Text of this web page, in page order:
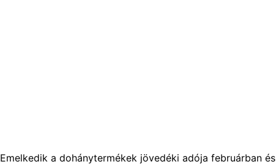
Emelkedik a dohánytermékek jövedéki adója februárban